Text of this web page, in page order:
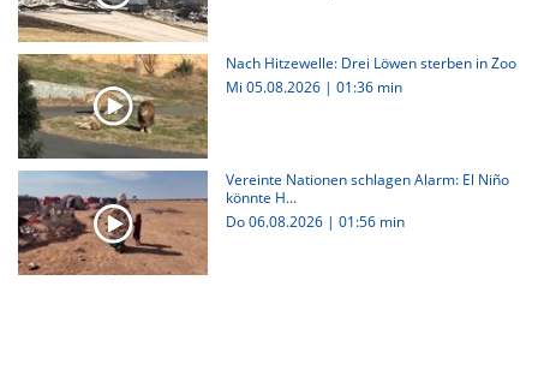
Nach Hitzewelle: Drei Löwen sterben in Zoo
Mi 05.08.2026 | 01:36 min
Vereinte Nationen schlagen Alarm: El Niño
könnte H...
Do 06.08.2026 | 01:56 min